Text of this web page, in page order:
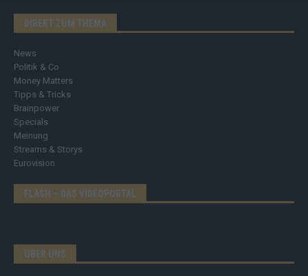
DIREKT ZUM THEMA
News
Politik & Co
Money Matters
Tipps & Tricks
Brainpower
Specials
Meinung
Streams & Storys
Eurovision
FLASH – DAS VIDEOPORTAL
ÜBER UNS